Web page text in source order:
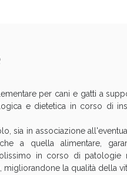
per cani e gatti a
e dietetica in corso di
sia in associazione
a quella alimentare,
in corso di patologie
migliorandone la qualità della